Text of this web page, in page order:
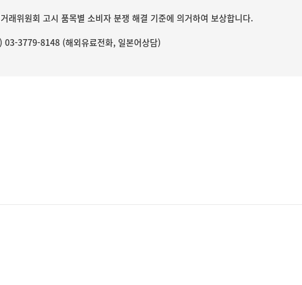
래위원회 고시 품목별 소비자 분쟁 해결 기준에 의거하여 보상합니다.
03-3779-8148 (해외유료전화, 일본어상담)